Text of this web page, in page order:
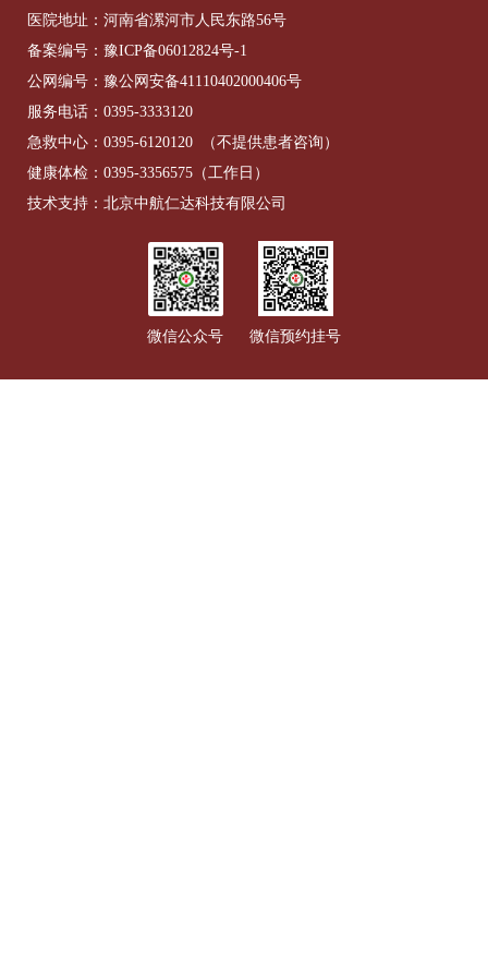
医院地址：河南省漯河市人民东路56号
备案编号： 豫ICP备06012824号-1
公网编号： 豫公网安备41110402000406号
服务电话： 0395-3333120
急救中心： 0395-6120120
（不提供患者咨询）
健康体检： 0395-3356575 （工作日）
技术支持：北京中航仁达科技有限公司
微信公众号 微信预约挂号